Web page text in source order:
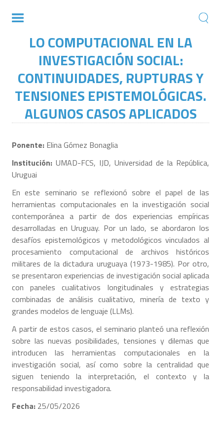
LO COMPUTACIONAL EN LA
INVESTIGACIÓN SOCIAL:
CONTINUIDADES, RUPTURAS Y
TENSIONES EPISTEMOLÓGICAS.
ALGUNOS CASOS APLICADOS
Ponente: Elina Gómez Bonaglia
Institución: UMAD-FCS, IJD, Universidad de la República,
Uruguai
En este seminario se reflexionó sobre el papel de las
herramientas computacionales en la investigación social
contemporánea a partir de dos experiencias empíricas
desarrolladas en Uruguay. Por un lado, se abordaron los
desafíos epistemológicos y metodológicos vinculados al
procesamiento computacional de archivos históricos
militares de la dictadura uruguaya (1973-1985). Por otro,
se presentaron experiencias de investigación social aplicada
con paneles cualitativos longitudinales y estrategias
combinadas de análisis cualitativo, minería de texto y
grandes modelos de lenguaje (LLMs).
A partir de estos casos, el seminario planteó una reflexión
sobre las nuevas posibilidades, tensiones y dilemas que
introducen las herramientas computacionales en la
investigación social, así como sobre la centralidad que
siguen teniendo la interpretación, el contexto y la
responsabilidad investigadora.
Fecha: 25/05/2026